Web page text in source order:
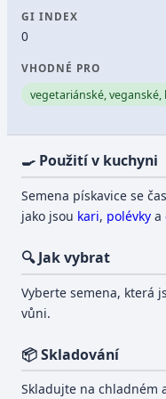
GI INDEX
0
VHODNÉ PRO
vegetariánské, veganské,
🍳 Použití v kuchyni
Semena pískavice se
jako jsou kari, polévky a
🔍 Jak vybrat
Vyberte semena, která
vůni.
📦 Skladování
Skladujte na chladném